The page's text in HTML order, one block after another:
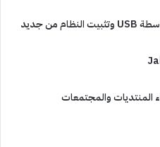
المنتديات والمجتمعات